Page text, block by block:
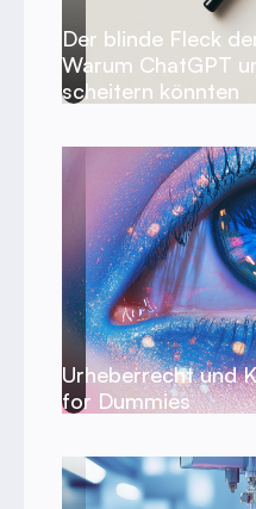
Der blinde Fleck
Warum ChatGPT
scheitern könnten
Urheberrecht und
for Dummies